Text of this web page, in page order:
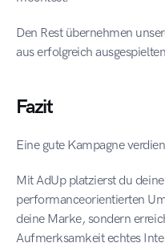
Den Rest übernehmen
aus erfolgreich
Fazit
Eine gute Kampagne
Mit AdUp platzierst du
performanceorientierten
deine Marke, sondern
Aufmerksamkeit echtes